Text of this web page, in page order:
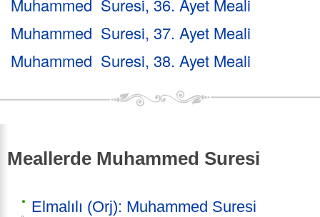
Muhammed Suresi, 36. Ayet Meali
Muhammed Suresi, 37. Ayet Meali
Muhammed Suresi, 38. Ayet Meali
Meallerde Muhammed Suresi
Elmalılı (Orj): Muhammed Suresi